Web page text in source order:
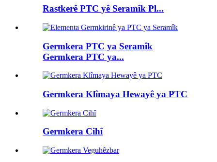
Rastkerê PTC yê ​​Seramîk Pl...
Germkera PTC ya Seramîk
Germkera PTC ya...
Germkera Klîmaya Hewayê ya PTC
Germkera Cihî